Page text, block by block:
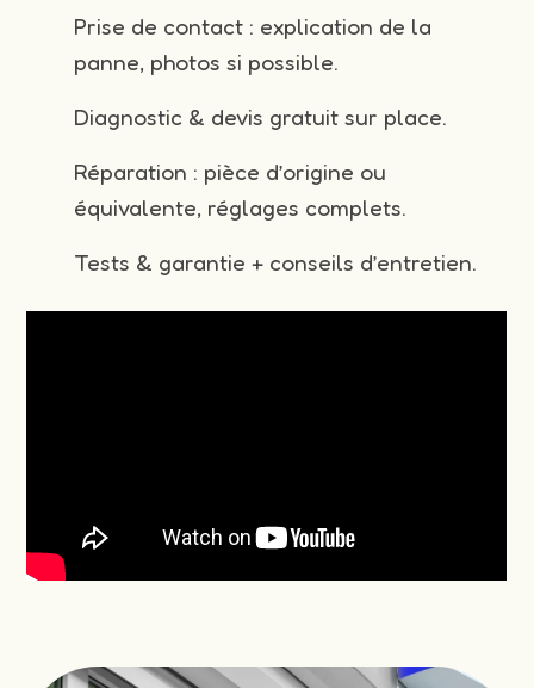
Prise de contact : explication de la
panne, photos si possible.
Diagnostic & devis gratuit sur place.
Réparation : pièce d’origine ou
équivalente, réglages complets.
Tests & garantie + conseils d’entretien.